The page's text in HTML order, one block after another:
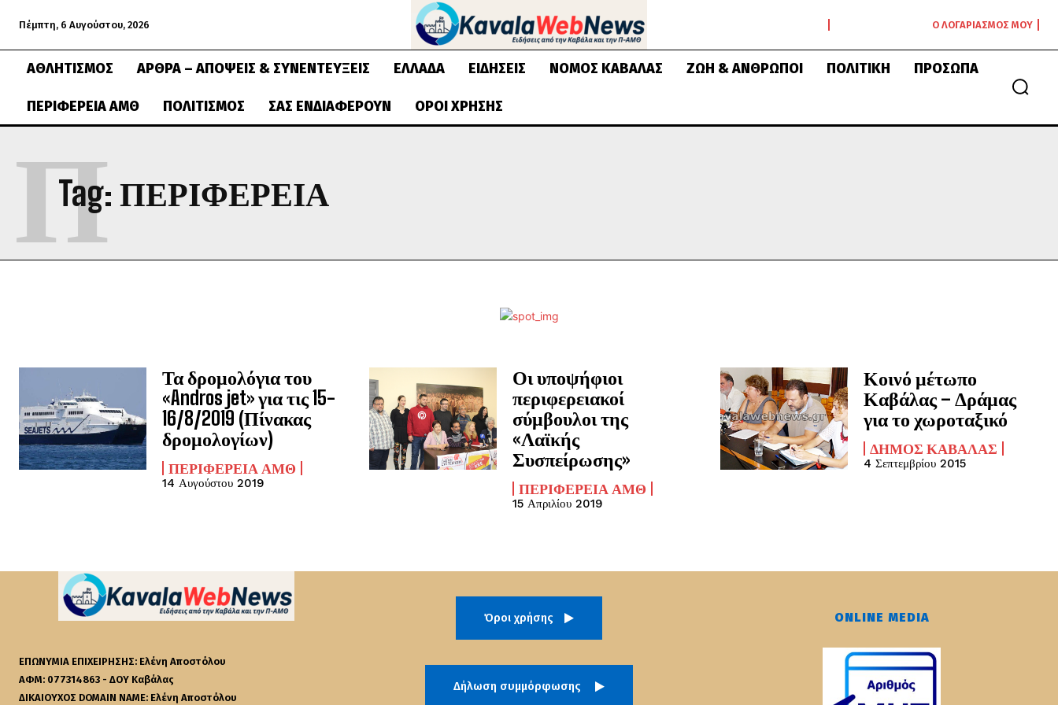
Πέμπτη, 6 Αυγούστου, 2026 Ο ΛΟΓΑΡΙΑΣΜΌΣ ΜΟΥ
ΑΘΛΗΤΙΣΜΌΣ ΆΡΘΡΑ – ΑΠΌΨΕΙΣ & ΣΥΝΕΝΤΕΎΞΕΙΣ ΕΛΛΆΔΑ ΕΙΔΉΣΕΙΣ ΝΟΜΌΣ ΚΑΒΆΛΑΣ ΖΩΉ & ΆΝΘΡΩΠΟΙ ΠΟΛΙΤΙΚΉ ΠΡΌΣΩΠΑ
ΠΕΡΙΦΈΡΕΙΑ ΑΜΘ ΠΟΛΙΤΙΣΜΌΣ ΣΑΣ ΕΝΔΙΑΦΈΡΟΥΝ ΌΡΟΙ ΧΡΉΣΗΣ
Tag: ΠΕΡΙΦΈΡΕΙΑ
Π
Τα δρομολόγια του
«Andros jet» για τις 15-
16/8/2019 (Πίνακας
δρομολογίων)
ΠΕΡΙΦΈΡΕΙΑ ΑΜΘ
14 Αυγούστου 2019
Οι υποψήφιοι
περιφερειακοί
σύμβουλοι της
«Λαϊκής
Συσπείρωσης»
ΠΕΡΙΦΈΡΕΙΑ ΑΜΘ
15 Απριλίου 2019
Κοινό μέτωπο
Καβάλας – Δράμας
για το χωροταξικό
ΔΉΜΟΣ ΚΑΒΆΛΑΣ
4 Σεπτεμβρίου 2015
ΕΠΩΝΥΜΙΑ ΕΠΙΧΕΙΡΗΣΗΣ: Ελένη Αποστόλου
ΑΦΜ: 077314863 - ΔΟΥ Καβάλας
ΔΙΚΑΙΟΥΧΟΣ DOMAIN NAME: Ελένη Αποστόλου
Όροι χρήσης
Δήλωση συμμόρφωσης
ONLINE MEDIA